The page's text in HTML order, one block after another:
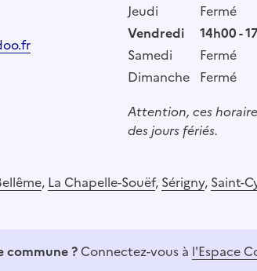
Jeudi
Fermé
Vendredi
14h00 -
Samedi
Fermé
Dimanche Fermé
Attention, ces
des jours fériés.
, La Chapelle-Souëf, Sérigny, Saint-
commune ? Connectez-vous à l'Espace